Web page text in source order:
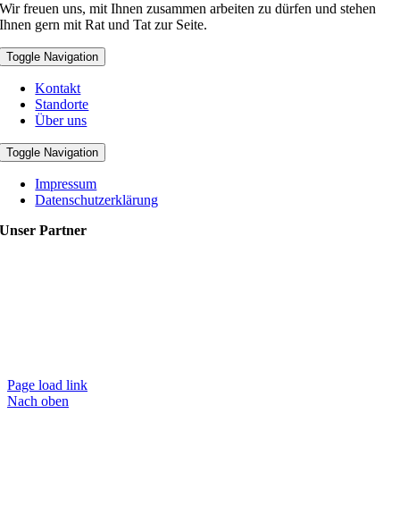
Wir freuen uns, mit Ihnen zusammen arbeiten zu dürfen und stehen
Ihnen gern mit Rat und Tat zur Seite.
Toggle Navigation
Kontakt
Standorte
Über uns
Toggle Navigation
Impressum
Datenschutzerklärung
Unser Partner
Page load link
Nach oben